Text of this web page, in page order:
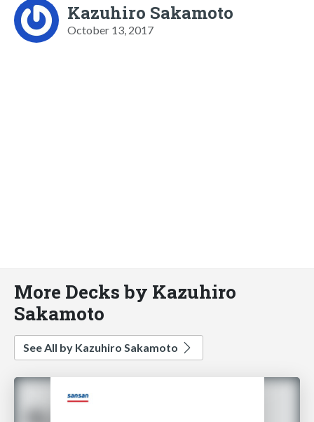
Kazuhiro Sakamoto
October 13, 2017
More Decks by Kazuhiro
Sakamoto
See All by Kazuhiro Sakamoto